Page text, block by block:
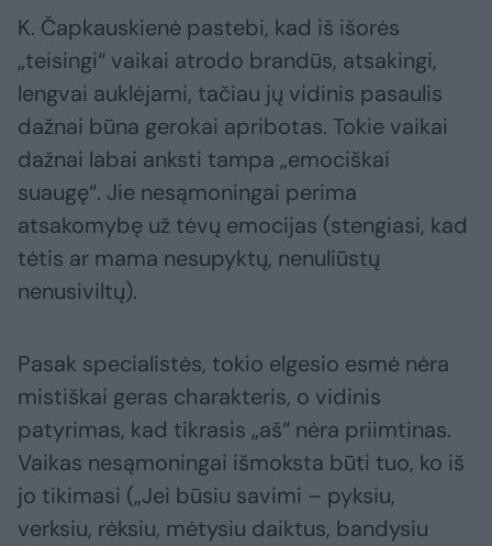
K. Čapkauskienė pastebi, kad iš išorės
„teisingi“ vaikai atrodo brandūs, atsakingi,
lengvai auklėjami, tačiau jų vidinis pasaulis
dažnai būna gerokai apribotas. Tokie vaikai
dažnai labai anksti tampa „emociškai
suaugę“. Jie nesąmoningai perima
atsakomybę už tėvų emocijas (stengiasi, kad
tėtis ar mama nesupyktų, nenuliūstų
nenusiviltų).
Pasak specialistės, tokio elgesio esmė nėra
mistiškai geras charakteris, o vidinis
patyrimas, kad tikrasis „aš“ nėra priimtinas.
Vaikas nesąmoningai išmoksta būti tuo, ko iš
jo tikimasi („Jei būsiu savimi – pyksiu,
verksiu, rėksiu, mėtysiu daiktus, bandysiu